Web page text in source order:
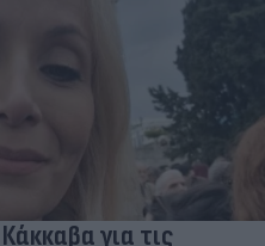
για τις